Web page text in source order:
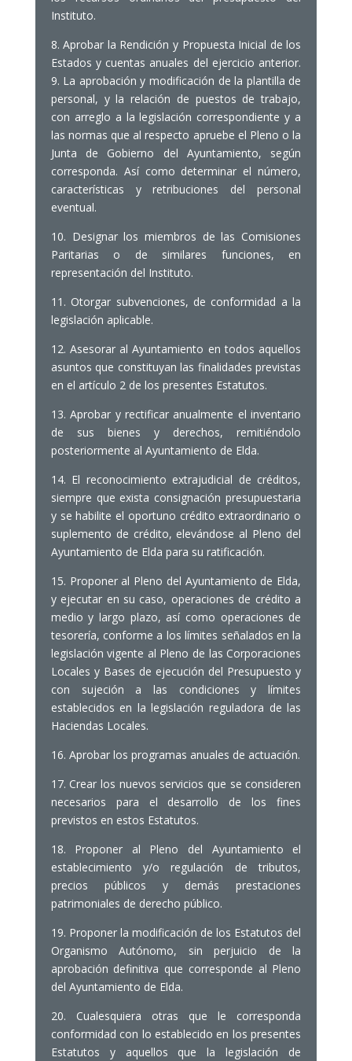
Instituto.
8. Aprobar la Rendición y Propuesta Inicial de los
Estados y cuentas anuales del ejercicio anterior.
9. La aprobación y modificación de la plantilla de
personal, y la relación de puestos de trabajo,
con arreglo a la legislación correspondiente y a
las normas que al respecto apruebe el Pleno o la
Junta de Gobierno del Ayuntamiento, según
corresponda. Así como determinar el número,
características y retribuciones del personal
eventual.
10. Designar los miembros de las Comisiones
Paritarias o de similares funciones, en
representación del Instituto.
11. Otorgar subvenciones, de conformidad a la
legislación aplicable.
12. Asesorar al Ayuntamiento en todos aquellos
asuntos que constituyan las finalidades previstas
en el artículo 2 de los presentes Estatutos.
13. Aprobar y rectificar anualmente el inventario
de sus bienes y derechos, remitiéndolo
posteriormente al Ayuntamiento de Elda.
14. El reconocimiento extrajudicial de créditos,
siempre que exista consignación presupuestaria
y se habilite el oportuno crédito extraordinario o
suplemento de crédito, elevándose al Pleno del
Ayuntamiento de Elda para su ratificación.
15. Proponer al Pleno del Ayuntamiento de Elda,
y ejecutar en su caso, operaciones de crédito a
medio y largo plazo, así como operaciones de
tesorería, conforme a los límites señalados en la
legislación vigente al Pleno de las Corporaciones
Locales y Bases de ejecución del Presupuesto y
con sujeción a las condiciones y límites
establecidos en la legislación reguladora de las
Haciendas Locales.
16. Aprobar los programas anuales de actuación.
17. Crear los nuevos servicios que se consideren
necesarios para el desarrollo de los fines
previstos en estos Estatutos.
18. Proponer al Pleno del Ayuntamiento el
establecimiento y/o regulación de tributos,
precios públicos y demás prestaciones
patrimoniales de derecho público.
19. Proponer la modificación de los Estatutos del
Organismo Autónomo, sin perjuicio de la
aprobación definitiva que corresponde al Pleno
del Ayuntamiento de Elda.
20. Cualesquiera otras que le corresponda
conformidad con lo establecido en los presentes
Estatutos y aquellos que la legislación de